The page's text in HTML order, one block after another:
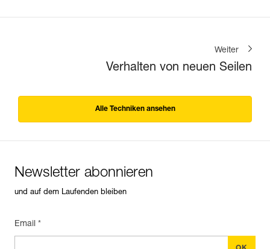
Weiter
Verhalten von neuen Seilen
Alle Techniken ansehen
Newsletter abonnieren
und auf dem Laufenden bleiben
Email *